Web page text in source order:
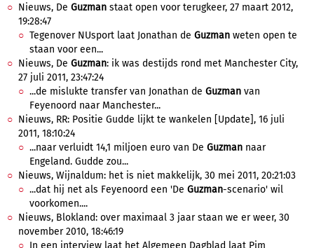
Nieuws, De Guzman staat open voor terugkeer, 27 maart 2012,
19:28:47
Tegenover NUsport laat Jonathan de Guzman weten open te
staan voor een...
Nieuws, De Guzman: ik was destijds rond met Manchester City,
27 juli 2011, 23:47:24
...de mislukte transfer van Jonathan de Guzman van
Feyenoord naar Manchester...
Nieuws, RR: Positie Gudde lijkt te wankelen [Update], 16 juli
2011, 18:10:24
...naar verluidt 14,1 miljoen euro van De Guzman naar
Engeland. Gudde zou...
Nieuws, Wijnaldum: het is niet makkelijk, 30 mei 2011, 20:21:03
...dat hij net als Feyenoord een 'De Guzman-scenario' wil
voorkomen....
Nieuws, Blokland: over maximaal 3 jaar staan we er weer, 30
november 2010, 18:46:19
In een interview laat het Algemeen Dagblad laat Pim